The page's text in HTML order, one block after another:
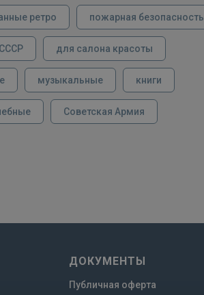
ретро пожарная безопасность
для салона красоты
музыкальные книги
Советская Армия
ДОКУМЕНТЫ
Публичная оферта